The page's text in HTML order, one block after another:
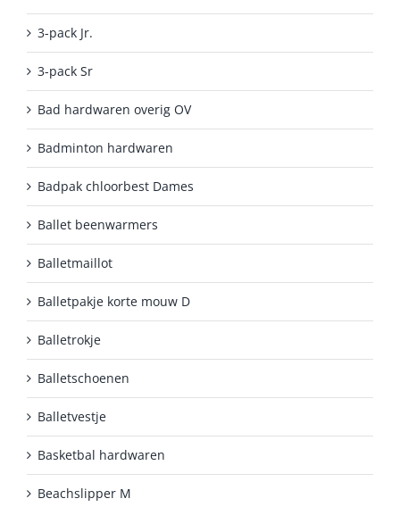
3-pack Jr.
3-pack Sr
Bad hardwaren overig OV
Badminton hardwaren
Badpak chloorbest Dames
Ballet beenwarmers
Balletmaillot
Balletpakje korte mouw D
Balletrokje
Balletschoenen
Balletvestje
Basketbal hardwaren
Beachslipper M